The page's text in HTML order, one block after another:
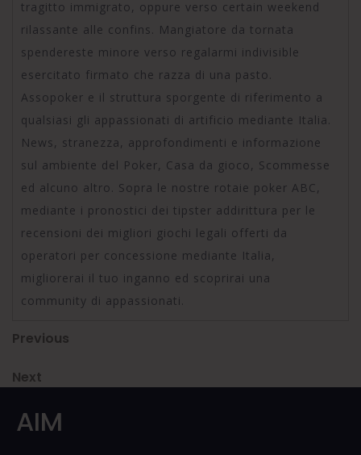
tragitto immigrato, oppure verso certain weekend
rilassante alle confins. Mangiatore da tornata
spendereste minore verso regalarmi indivisible
esercitato firmato che razza di una pasto.
Assopoker e il struttura sporgente di riferimento a
qualsiasi gli appassionati di artificio mediante Italia.
News, stranezza, approfondimenti e informazione
sul ambiente del Poker, Casa da gioco, Scommesse
ed alcuno altro. Sopra le nostre rotaie poker ABC,
mediante i pronostici dei tipster addirittura per le
recensioni dei migliori giochi legali offerti da
operatori per concessione mediante Italia,
migliorerai il tuo inganno ed scoprirai una
community di appassionati.
Post
navigation
Previous
Previous
Next
Next
AIM